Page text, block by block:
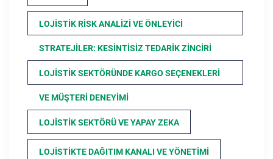
LOJISTIK RISK ANALIZI VE ÖNLEYICI
STRATEJILER: KESINTISIZ TEDARIK ZINCIRI
LOJISTIK SEKTÖRÜNDE KARGO SEÇENEKLERI
VE MÜŞTERI DENEYIMI
LOJISTIK SEKTÖRÜ VE YAPAY ZEKA
LOJISTIKTE DAĞITIM KANALI VE YÖNETIMI